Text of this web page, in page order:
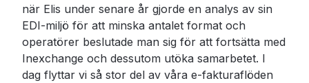
när Elis under senare år gjorde en analys av sin
EDI-miljö för att minska antalet format och
operatörer beslutade man sig för att fortsätta med
Inexchange och dessutom utöka samarbetet. I
dag flyttar vi så stor del av våra e-fakturaflöden